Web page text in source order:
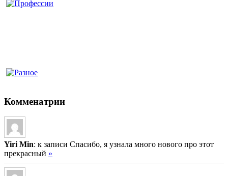
Комменатрии
Yiri Min: к записи Спасибо, я узнала много нового про этот
прекрасный »